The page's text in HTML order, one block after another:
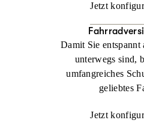
Jetzt
Damit Sie entspannt
unterwegs sind,
umfangreiches
geliebtes
Jetzt